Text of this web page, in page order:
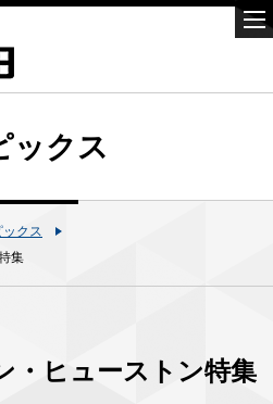
ックス
ックス
集
・ヒューストン特集